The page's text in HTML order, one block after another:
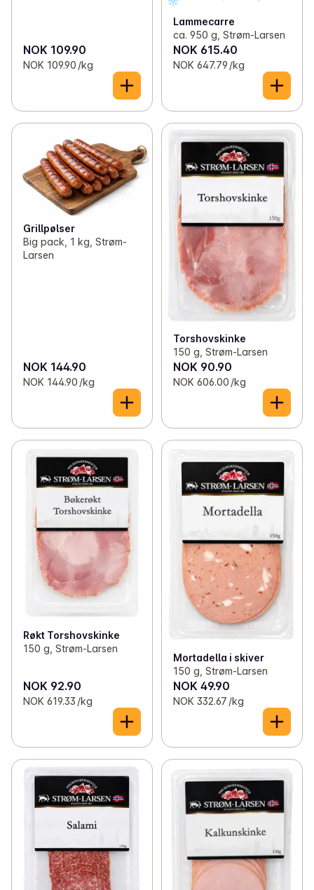
✓ Grimstad Brusfabrikk
Den Gode Baker (12)
Stensaas Reinsdyrslakteri (2)
Metervare (10)
Huseby Gård (64)
✓ Snåsa
✓ Eimealt
✓ Hardangerbonden
(8)
✓ Empress (4)
Ambijus (2)
Cousins (3)
Lloyd og Mélon (3)
Lykki (3)
NOK 109.90
NOK 109.90 /kg
Lammecarre
ca. 950 g, Strøm-Larsen
NOK 615.40
NOK 647.79 /kg
Grillpølser
Big pack, 1 kg, Strøm-
Larsen
NOK 144.90
NOK 144.90 /kg
Torshovskinke
150 g, Strøm-Larsen
NOK 90.90
NOK 606.00 /kg
Røkt Torshovskinke
150 g, Strøm-Larsen
NOK 92.90
NOK 619.33 /kg
Mortadella i skiver
150 g, Strøm-Larsen
NOK 49.90
NOK 332.67 /kg